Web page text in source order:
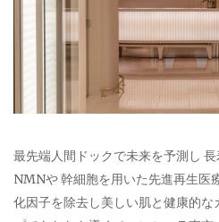
最先端人間ドックで未来を予測し
NMNや 幹細胞を用いた先進再生医
化因子を除去し美しい肌と健康的な